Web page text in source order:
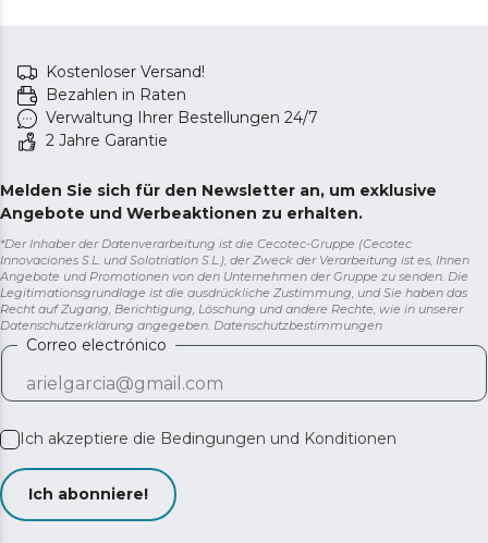
Kostenloser Versand!
Bezahlen in Raten
Verwaltung Ihrer Bestellungen 24/7
2 Jahre Garantie
Melden Sie sich für den Newsletter an, um exklusive
Angebote und Werbeaktionen zu erhalten.
*Der Inhaber der Datenverarbeitung ist die Cecotec-Gruppe (Cecotec
Innovaciones S.L. und Solotriatlon S.L.), der Zweck der Verarbeitung ist es, Ihnen
Angebote und Promotionen von den Unternehmen der Gruppe zu senden. Die
Legitimationsgrundlage ist die ausdrückliche Zustimmung, und Sie haben das
Recht auf Zugang, Berichtigung, Löschung und andere Rechte, wie in unserer
Datenschutzerklärung angegeben. Datenschutzbestimmungen
Correo electrónico
Ich akzeptiere die Bedingungen und Konditionen
Ich abonniere!